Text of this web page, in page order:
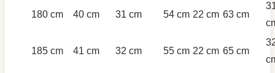
180 cm 40 cm 31 cm 54 cm 22 cm 63 cm
185 cm 41 cm 32 cm 55 cm 22 cm 65 cm